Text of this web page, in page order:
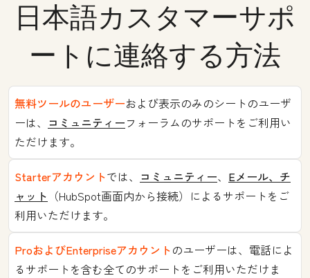
日本語カスタマーサポ
ートに連絡する方法
無料ツールのユーザーおよび表示のみのシートのユーザ
ーは、 コミュニティーフォーラムのサポートをご利用い
ただけます。
Starterアカウントでは、 コミュニティー、 Eメール、チ
ャット （HubSpot画面内から接続）によるサポートをご
利用いただけます。
ProおよびEnterpriseアカウントのユーザーは、電話によ
るサポートを含む全てのサポートをご利用いただけま